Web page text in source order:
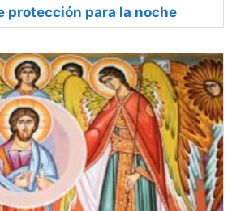
protección para la noche